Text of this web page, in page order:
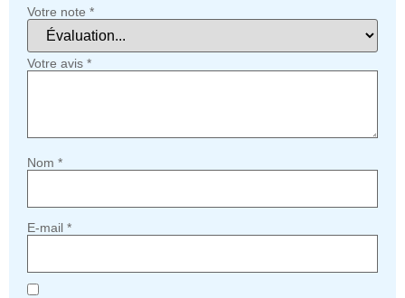
Votre note *
Votre avis *
Nom *
E-mail *